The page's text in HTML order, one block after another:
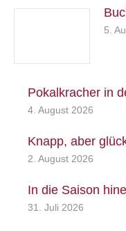
5.
Pokalkracher in
4. August 2026
Knapp, aber
2. August 2026
In die Saison
31. Juli 2026